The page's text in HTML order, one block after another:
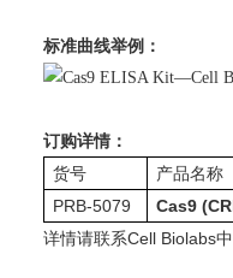
标准曲线举例：
订购详情：
货号
产品名称
PRB-5079
Cas9
详情请联系Cell Biolabs